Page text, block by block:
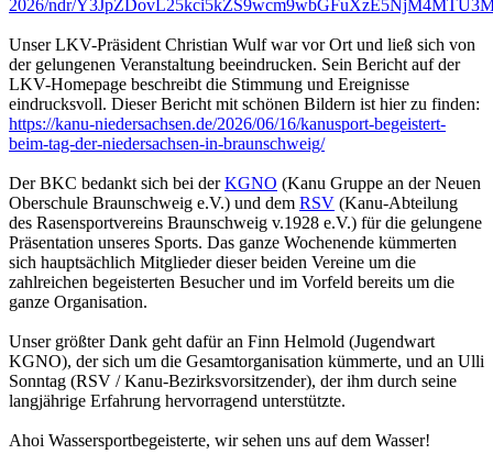
2026/ndr/
Unser LKV-Präsident Christian Wulf war vor Ort und ließ sich von
der gelungenen Veranstaltung beeindrucken. Sein Bericht auf der
LKV-Homepage beschreibt die Stimmung und Ereignisse
eindrucksvoll. Dieser Bericht mit schönen Bildern ist hier zu finden:
https://kanu-niedersachsen.de/2026/06/16/kanusport-begeistert-
beim-tag-der-niedersachsen-in-braunschweig/
Der BKC bedankt sich bei derKGNO (Kanu Gruppe an der Neuen
Oberschule Braunschweig e.V.) und dem RSV (Kanu-Abteilung
des Rasensportvereins Braunschweig v.1928 e.V.) für die gelungene
Präsentation unseres Sports. Das ganze Wochenende kümmerten
sich hauptsächlich Mitglieder dieser beiden Vereine um die
zahlreichen begeisterten Besucher und im Vorfeld bereits um die
ganze Organisation.
Unser größter Dank geht dafür an Finn Helmold (Jugendwart
KGNO), der sich um die Gesamtorganisation kümmerte, und an Ulli
Sonntag (RSV / Kanu-Bezirksvorsitzender), der ihm durch seine
langjährige Erfahrung hervorragend unterstützte.
Ahoi Wassersportbegeisterte, wir sehen uns auf dem Wasser!